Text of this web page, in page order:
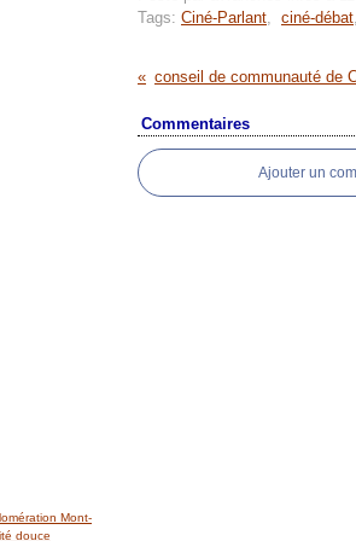
Mont-
douce
Tags: Ciné-Parlant, ciné-débat
Commentaires
Ajouter un